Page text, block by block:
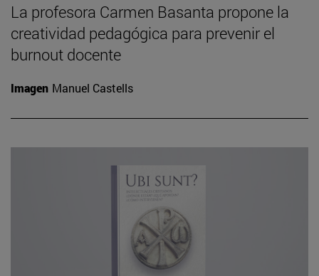
La profesora Carmen Basanta propone la
creatividad pedagógica para prevenir el
burnout docente
Imagen Manuel Castells